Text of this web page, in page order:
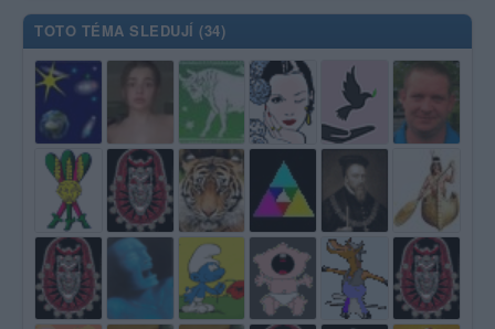
TOTO TÉMA SLEDUJÍ (34)